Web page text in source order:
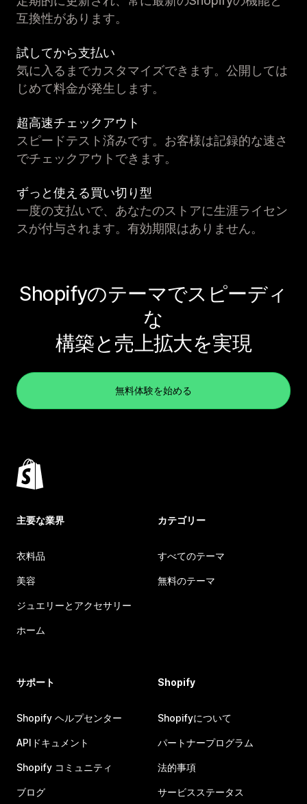
互換性があります。
試してから支払い
気に入るまでカスタマイズできます。公開しては
じめて料金が発生します。
超高速チェックアウト
スピードテスト済みです。お客様は記録的な速さ
でチェックアウトできます。
ずっと使える買い切り型
一度の支払いで、あなたのストアに生涯ライセン
スが付与されます。有効期限はありません。
Shopifyのテーマでスピーディ
な
構築と売上拡大を実現
無料体験を始める
主要な業界
衣料品
美容
ジュエリーとアクセサリー
ホーム
カテゴリー
すべてのテーマ
無料のテーマ
サポート
Shopify ヘルプセンター
APIドキュメント
Shopify コミュニティ
ブログ
Shopify
Shopifyについて
パートナープログラム
法的事項
サービスステータス